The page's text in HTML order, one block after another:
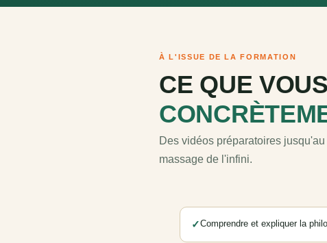
À L'ISSUE DE LA FORMATION
CE QUE
Des vidéos préparatoires
massage de l'infini.
✓Comprendre et expliquer la